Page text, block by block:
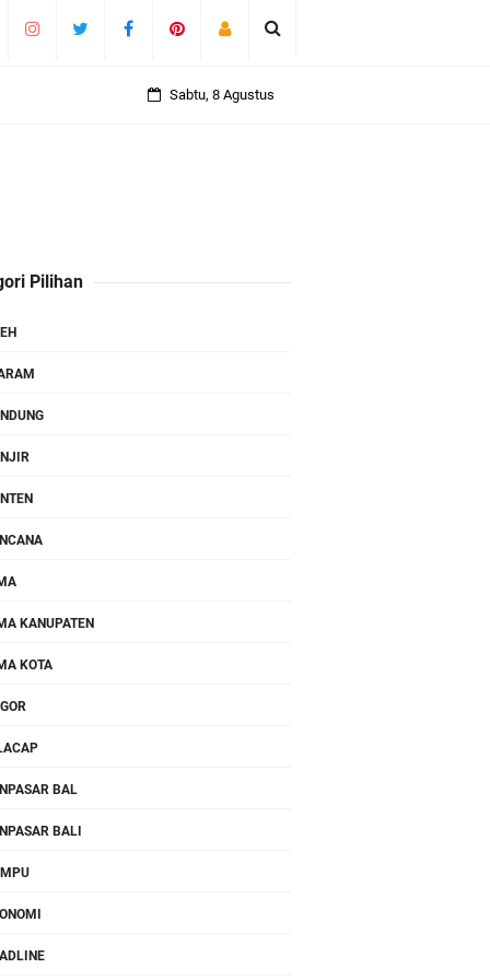
Sabtu, 8 Agustus
Pilihan
KANUPATEN
KOTA
BAL
BALI